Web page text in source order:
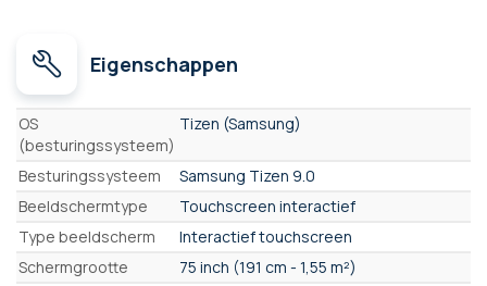
Eigenschappen
Eigenschappen
OS
(besturingssysteem)
Tizen (Samsung)
Besturingssysteem
Samsung Tizen 9.0
Beeldschermtype
Touchscreen interactief
Type beeldscherm
Interactief touchscreen
Schermgrootte
75 inch (191 cm - 1,55 m²)